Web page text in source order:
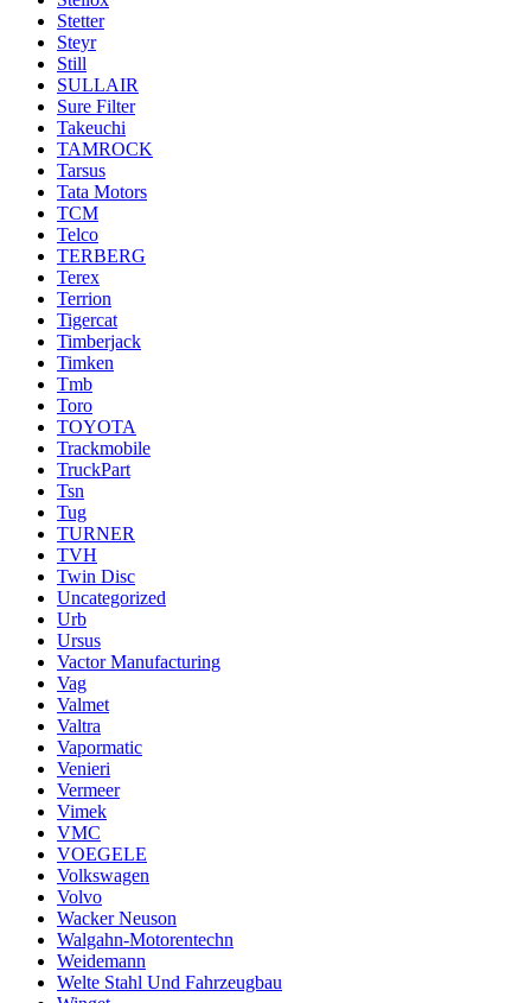
Stetter
Steyr
Still
SULLAIR
Sure Filter
Takeuchi
TAMROCK
Tarsus
Tata Motors
TCM
Telco
TERBERG
Terex
Terrion
Tigercat
Timberjack
Timken
Tmb
Toro
TOYOTA
Trackmobile
TruckPart
Tsn
Tug
TURNER
TVH
Twin Disc
Uncategorized
Urb
Ursus
Vactor Manufacturing
Vag
Valmet
Valtra
Vapormatic
Venieri
Vermeer
Vimek
VMC
VOEGELE
Volkswagen
Volvo
Wacker Neuson
Walgahn-Motorentechn
Weidemann
Welte Stahl Und Fahrzeugbau